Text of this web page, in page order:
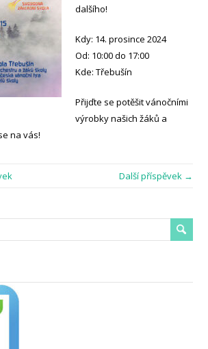
dalšího!
Kdy: 14. prosince 2024
Od: 10:00 do 17:00
Kde: Třebušín
Přijďte se potěšit vánočními
výrobky našich žáků a
na vás!
Další příspěvek →